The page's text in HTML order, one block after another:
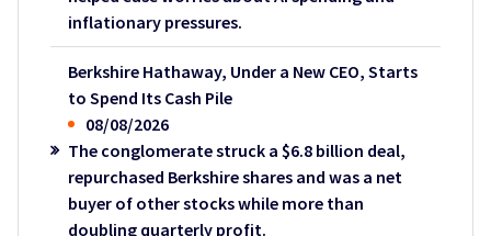
inflationary pressures.
Berkshire Hathaway, Under a New CEO, Starts
to Spend Its Cash Pile
08/08/2026
The conglomerate struck a $6.8 billion deal,
repurchased Berkshire shares and was a net
buyer of other stocks while more than
doubling quarterly profit.